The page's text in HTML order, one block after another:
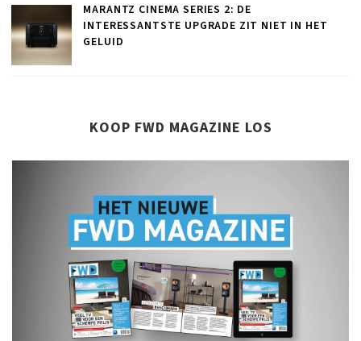
MARANTZ CINEMA SERIES 2: DE
INTERESSANTSTE UPGRADE ZIT NIET IN HET
GELUID
KOOP FWD MAGAZINE LOS